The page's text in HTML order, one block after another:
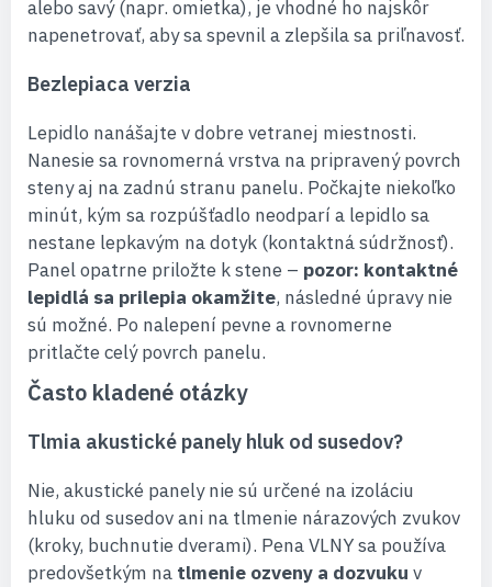
alebo savý (napr. omietka), je vhodné ho najskôr
napenetrovať, aby sa spevnil a zlepšila sa priľnavosť.
Bezlepiaca verzia
Lepidlo nanášajte v dobre vetranej miestnosti.
Nanesie sa rovnomerná vrstva na pripravený povrch
steny aj na zadnú stranu panelu. Počkajte niekoľko
minút, kým sa rozpúšťadlo neodparí a lepidlo sa
nestane lepkavým na dotyk (kontaktná súdržnosť).
Panel opatrne priložte k stene – pozor: kontaktné
lepidlá sa prilepia okamžite, následné úpravy nie
sú možné. Po nalepení pevne a rovnomerne
pritlačte celý povrch panelu.
Často kladené otázky
Tlmia akustické panely hluk od susedov?
Nie, akustické panely nie sú určené na izoláciu
hluku od susedov ani na tlmenie nárazových zvukov
(kroky, buchnutie dverami). Pena VLNY sa používa
predovšetkým na tlmenie ozveny a dozvuku v